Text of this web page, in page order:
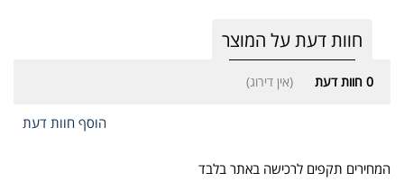
חוות דעת על המוצר
0 חוות דעת (אין דירוג)
הוסף חוות דעת
המחירים תקפים לרכישה באתר בלבד